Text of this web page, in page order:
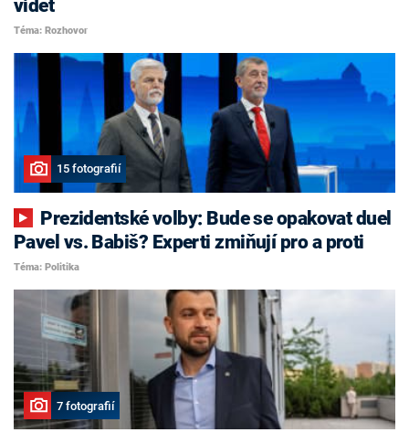
vidět
Téma: Rozhovor
15 fotografií
Pavel vs. Babiš? Experti zmiňují pro a proti
Téma: Politika
7 fotografií